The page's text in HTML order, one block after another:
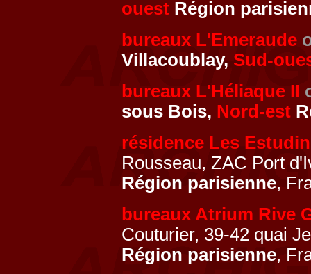
ouest Région
bureaux L'Emeraude
Villacoublay, Sud-
bureaux L'Héliaque II
sous Bois, Nord-est
résidence Les
Rousseau, ZAC Port
Région parisienne,
bureaux Atrium Rive
Couturier, 39-42 quai
Région parisienne,